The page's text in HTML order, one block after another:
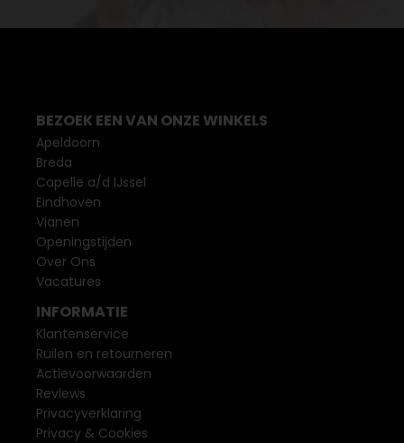
BEZOEK EEN VAN ONZE WINKELS
Apeldoorn
Breda
Capelle a/d IJssel
Eindhoven
Vianen
Openingstijden
Over Ons
Vacatures
INFORMATIE
Klantenservice
Ruilen en retourneren
Actievoorwaarden
Reviews
Privacyverklaring
Privacy & Cookies